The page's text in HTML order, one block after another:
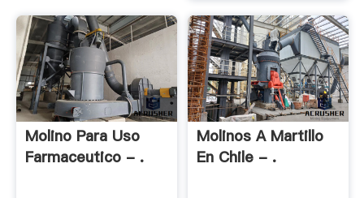
Molino Para Uso
Farmaceutico - .
Molinos A Martillo
En Chile - .